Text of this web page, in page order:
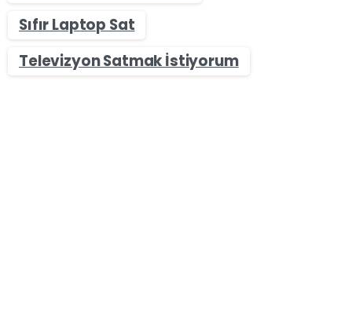
Sıfır Laptop Sat
Televizyon Satmak İstiyorum